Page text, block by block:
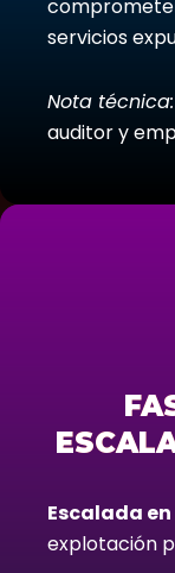
servicios
Nota técnica:
auditor y
Escalada en
explotación